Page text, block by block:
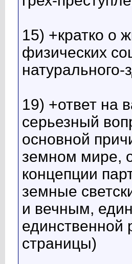
15) +кратко о
физических
19) +ответ на
серьезный
основной
земном мире,
концепции
земные
и вечным,
единственной
страницы)